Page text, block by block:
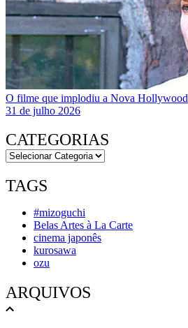
O filme que implodiu a Nova Hollywood
31 de julho 2026
CATEGORIAS
TAGS
#mizoguchi
Belas Artes à La Carte
cinema japonês
kurosawa
ozu
ARQUIVOS